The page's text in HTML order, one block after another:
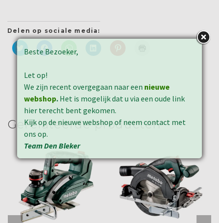
Delen op sociale media:
om
met
Twitter
(Wordt
in
een
nieuw
venster
om
(Wordt
in
een
nieuw
venster
om
(Wordt
in
een
nieuw
venster
geopend)
(Wordt
in
een
nieuw
venster
(Wordt
in
een
nieuw
in
een
nieuw
venster
Gerelateerde producten
Beste Bezoeker,
Let op!
We zijn recent overgegaan naar een nieuwe
webshop. Het is mogelijk dat u via een oude link
hier terecht bent gekomen.
Kijk op de nieuwe webshop of neem contact met
ons op.
Team Den Bleker